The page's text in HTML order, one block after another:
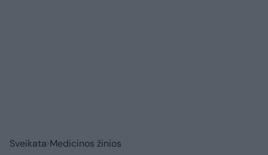
Sveikata Medicinos žinios